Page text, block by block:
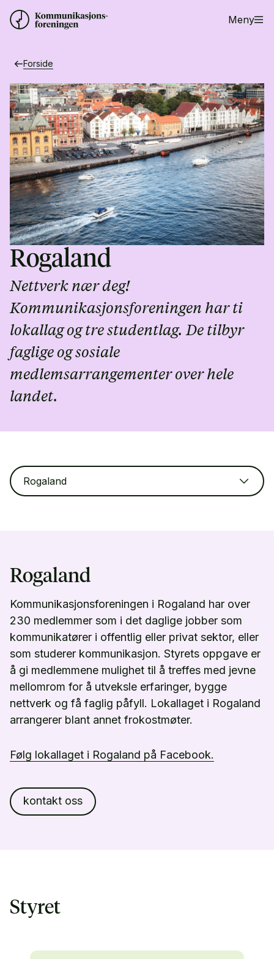
Meny
Forside
Rogaland
Nettverk nær deg!
Kommunikasjonsforeningen har ti
lokallag og tre studentlag. De tilbyr
faglige og sosiale
medlemsarrangementer over hele
landet.
Rogaland
Rogaland
Kommunikasjonsforeningen i Rogaland har over
230 medlemmer som i det daglige jobber som
kommunikatører i offentlig eller privat sektor, eller
som studerer kommunikasjon. Styrets oppgave er
å gi medlemmene mulighet til å treffes med jevne
mellomrom for å utveksle erfaringer, bygge
nettverk og få faglig påfyll. Lokallaget i Rogaland
arrangerer blant annet frokostmøter.
Følg lokallaget i Rogaland på Facebook.
kontakt oss
Styret